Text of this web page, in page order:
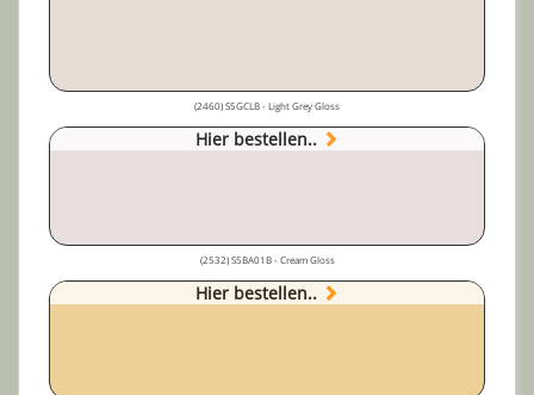
(2460) S5GCLB - Light Grey Gloss
Hier bestellen..
(2532) S5BA01B - Cream Gloss
Hier bestellen..